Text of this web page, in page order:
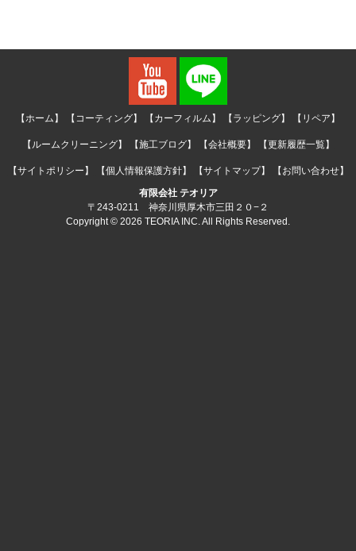
【ホーム】 【コーティング】 【カーフィルム】 【ラッピング】 【リペア】
【ルームクリーニング】 【施工ブログ】 【会社概要】 【更新履歴一覧】
【サイトポリシー】 【個人情報保護方針】 【サイトマップ】
【お問い合わせ】
有限会社 テオリア
〒243-0211 神奈川県厚木市三田２０−２
Copyright © 2026 TEORIA INC. All Rights Reserved.